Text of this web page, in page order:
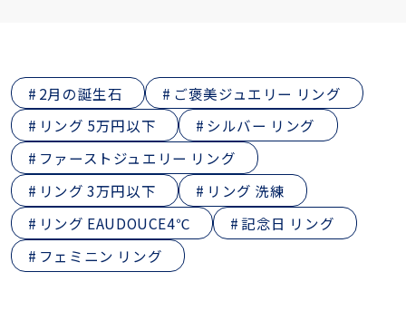
2月の誕生石
ご褒美ジュエリー リング
リング 5万円以下
シルバー リング
ファーストジュエリー リング
リング 3万円以下
リング 洗練
リング EAUDOUCE4℃
記念日 リング
フェミニン リング